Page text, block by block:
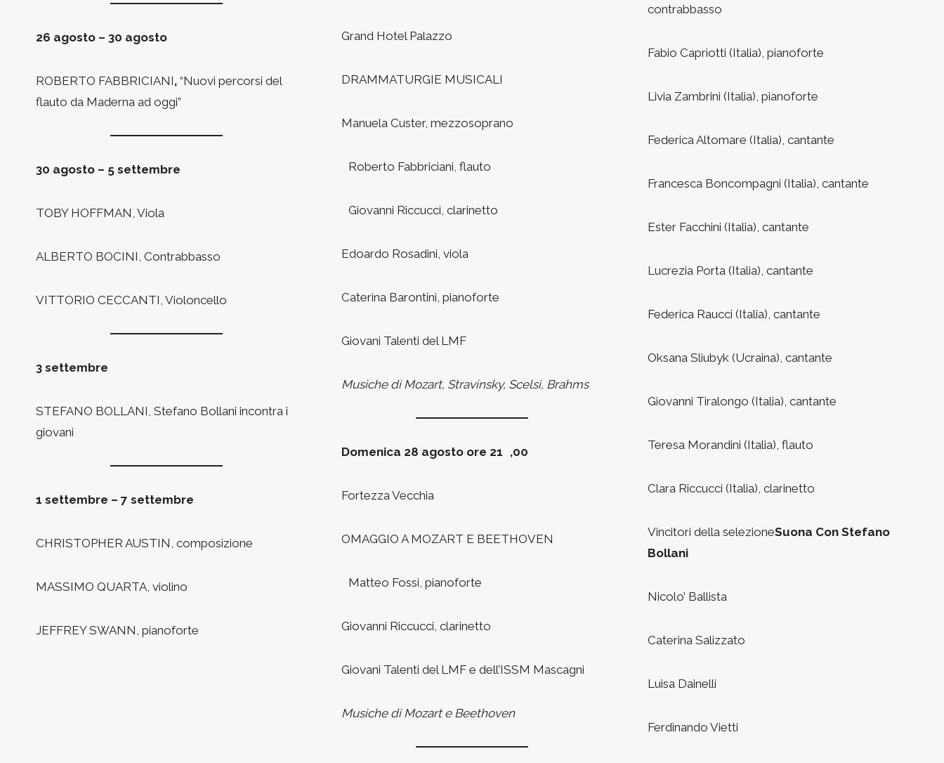
26 agosto – 30 agosto
ROBERTO FABBRICIANI, “Nuovi percorsi del
flauto da Maderna ad oggi”
30 agosto – 5 settembre
TOBY HOFFMAN, Viola
ALBERTO BOCINI, Contrabbasso
VITTORIO CECCANTI, Violoncello
3 settembre
STEFANO BOLLANI, Stefano Bollani incontra i
giovani
1 settembre – 7 settembre
CHRISTOPHER AUSTIN, composizione
MASSIMO QUARTA, violino
JEFFREY SWANN, pianoforte
Grand Hotel Palazzo
DRAMMATURGIE MUSICALI
Manuela Custer, mezzosoprano
Roberto Fabbriciani, flauto
Giovanni Riccucci, clarinetto
Edoardo Rosadini, viola
Caterina Barontini, pianoforte
Giovani Talenti del LMF
Musiche di Mozart, Stravinsky, Scelsi, Brahms
Domenica 28 agosto ore 21 ,00
Fortezza Vecchia
OMAGGIO A MOZART E BEETHOVEN
Matteo Fossi, pianoforte
Giovanni Riccucci, clarinetto
Giovani Talenti del LMF e dell’ISSM Mascagni
Musiche di Mozart e Beethoven
contrabbasso
Fabio Capriotti (Italia), pianoforte
Livia Zambrini (Italia), pianoforte
Federica Altomare (Italia), cantante
Francesca Boncompagni (Italia), cantante
Ester Facchini (Italia), cantante
Lucrezia Porta (Italia), cantante
Federica Raucci (Italia), cantante
Oksana Sliubyk (Ucraina), cantante
Giovanni Tiralongo (Italia), cantante
Teresa Morandini (Italia), flauto
Clara Riccucci (Italia), clarinetto
Vincitori della selezioneSuona Con Stefano
Bollani
Nicolo’ Ballista
Caterina Salizzato
Luisa Dainelli
Ferdinando Vietti